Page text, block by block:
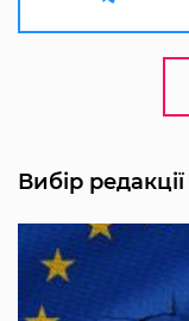
Вибір редакції